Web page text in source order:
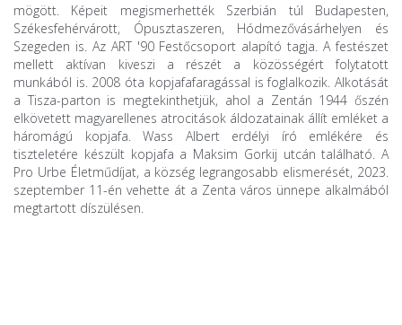
mögött. Képeit megismerhették Szerbián túl Budapesten,
Székesfehérvárott, Ópusztaszeren, Hódmezővásárhelyen és
Szegeden is. Az ART '90 Festőcsoport alapító tagja. A festészet
mellett aktívan kiveszi a részét a közösségért folytatott
munkából is. 2008 óta kopjafafaragással is foglalkozik. Alkotását
a Tisza-parton is megtekinthetjük, ahol a Zentán 1944 őszén
elkövetett magyarellenes atrocitások áldozatainak állít emléket a
háromágú kopjafa. Wass Albert erdélyi író emlékére és
tiszteletére készült kopjafa a Maksim Gorkij utcán található. A
Pro Urbe Életműdíjat, a község legrangosabb elismerését, 2023.
szeptember 11-én vehette át a Zenta város ünnepe alkalmából
megtartott díszülésen.